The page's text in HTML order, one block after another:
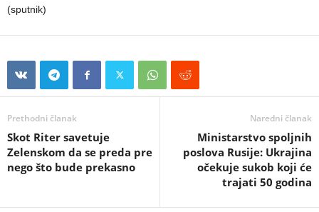
(sputnik)
Prethodni članak
Skot Riter savetuje
Zelenskom da se preda pre
nego što bude prekasno
Naredni članak
Ministarstvo spoljnih
poslova Rusije: Ukrajina
očekuje sukob koji će
trajati 50 godina